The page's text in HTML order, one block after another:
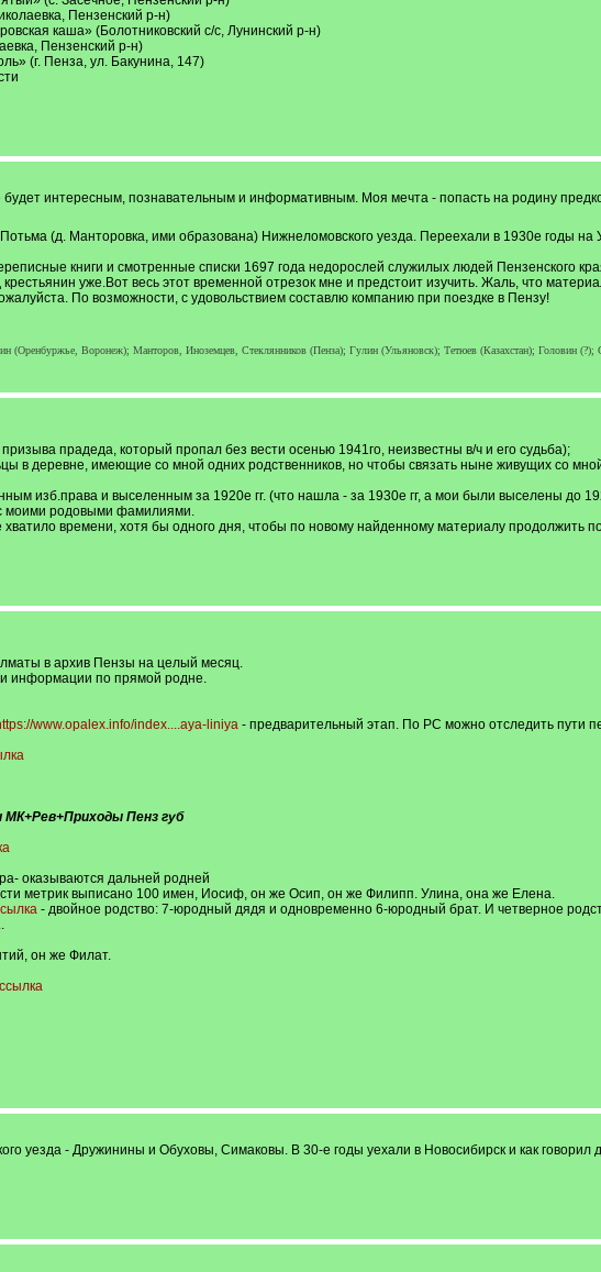
Пензенский р-н)
каша» (Болотниковский с/с, Лунинский р-н)
Пензенский р-н)
(г. Пенза, ул. Бакунина, 147)
интересным, познавательным и информативным. Моя мечта - попасть на родину
(д. Манторовка, ими образована) Нижнеломовского уезда. Переехали в 1930е годы на
книги и смотренные списки 1697 года недорослей служилых людей Пензенского
уже.Вот весь этот временной отрезок мне и предстоит изучить. Жаль, что
По возможности, с удовольствием составлю компанию при поездке в Пензу!
Воронеж); Манторов, Иноземцев, Стеклянников (Пенза); Гулин (Ульяновск); Тетюев (Казахстан); Головин (?);
прадеда, который пропал без вести осенью 1941го, неизвестны в/ч и его судьба);
в деревне, имеющие со мной одних родственников, но чтобы связать ныне живущих со
изб.права и выселенным за 1920е гг. (что нашла - за 1930е гг, а мои были выселены до
моими родовыми фамилиями.
хватило времени, хотя бы одного дня, чтобы по новому найденному материалу продолжить
в архив Пензы на целый месяц.
информации по прямой родне.
www.opalex.info/index....aya-liniya- предварительный этап. По РС можно отследить пути
МК+Рев+Приходы Пенз губ
оказываются дальней родней
метрик выписано 100 имен, Иосиф, он же Осип, он же Филипп. Улина, она же Елена.
- двойное родство: 7-юродный дядя и одновременно 6-юродный брат. И четверное
он же Филат.
ссылка
уезда - Дружинины и Обуховы, Симаковы. В 30-е годы уехали в Новосибирск и как говорил